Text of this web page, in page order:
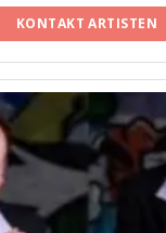
KONTAKT ARTISTEN